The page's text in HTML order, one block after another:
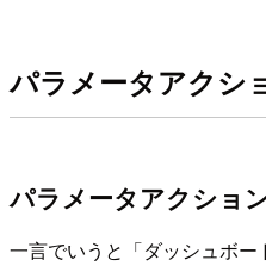
パラメータアクシ
パラメータアクショ
一言でいうと「ダッシュボ